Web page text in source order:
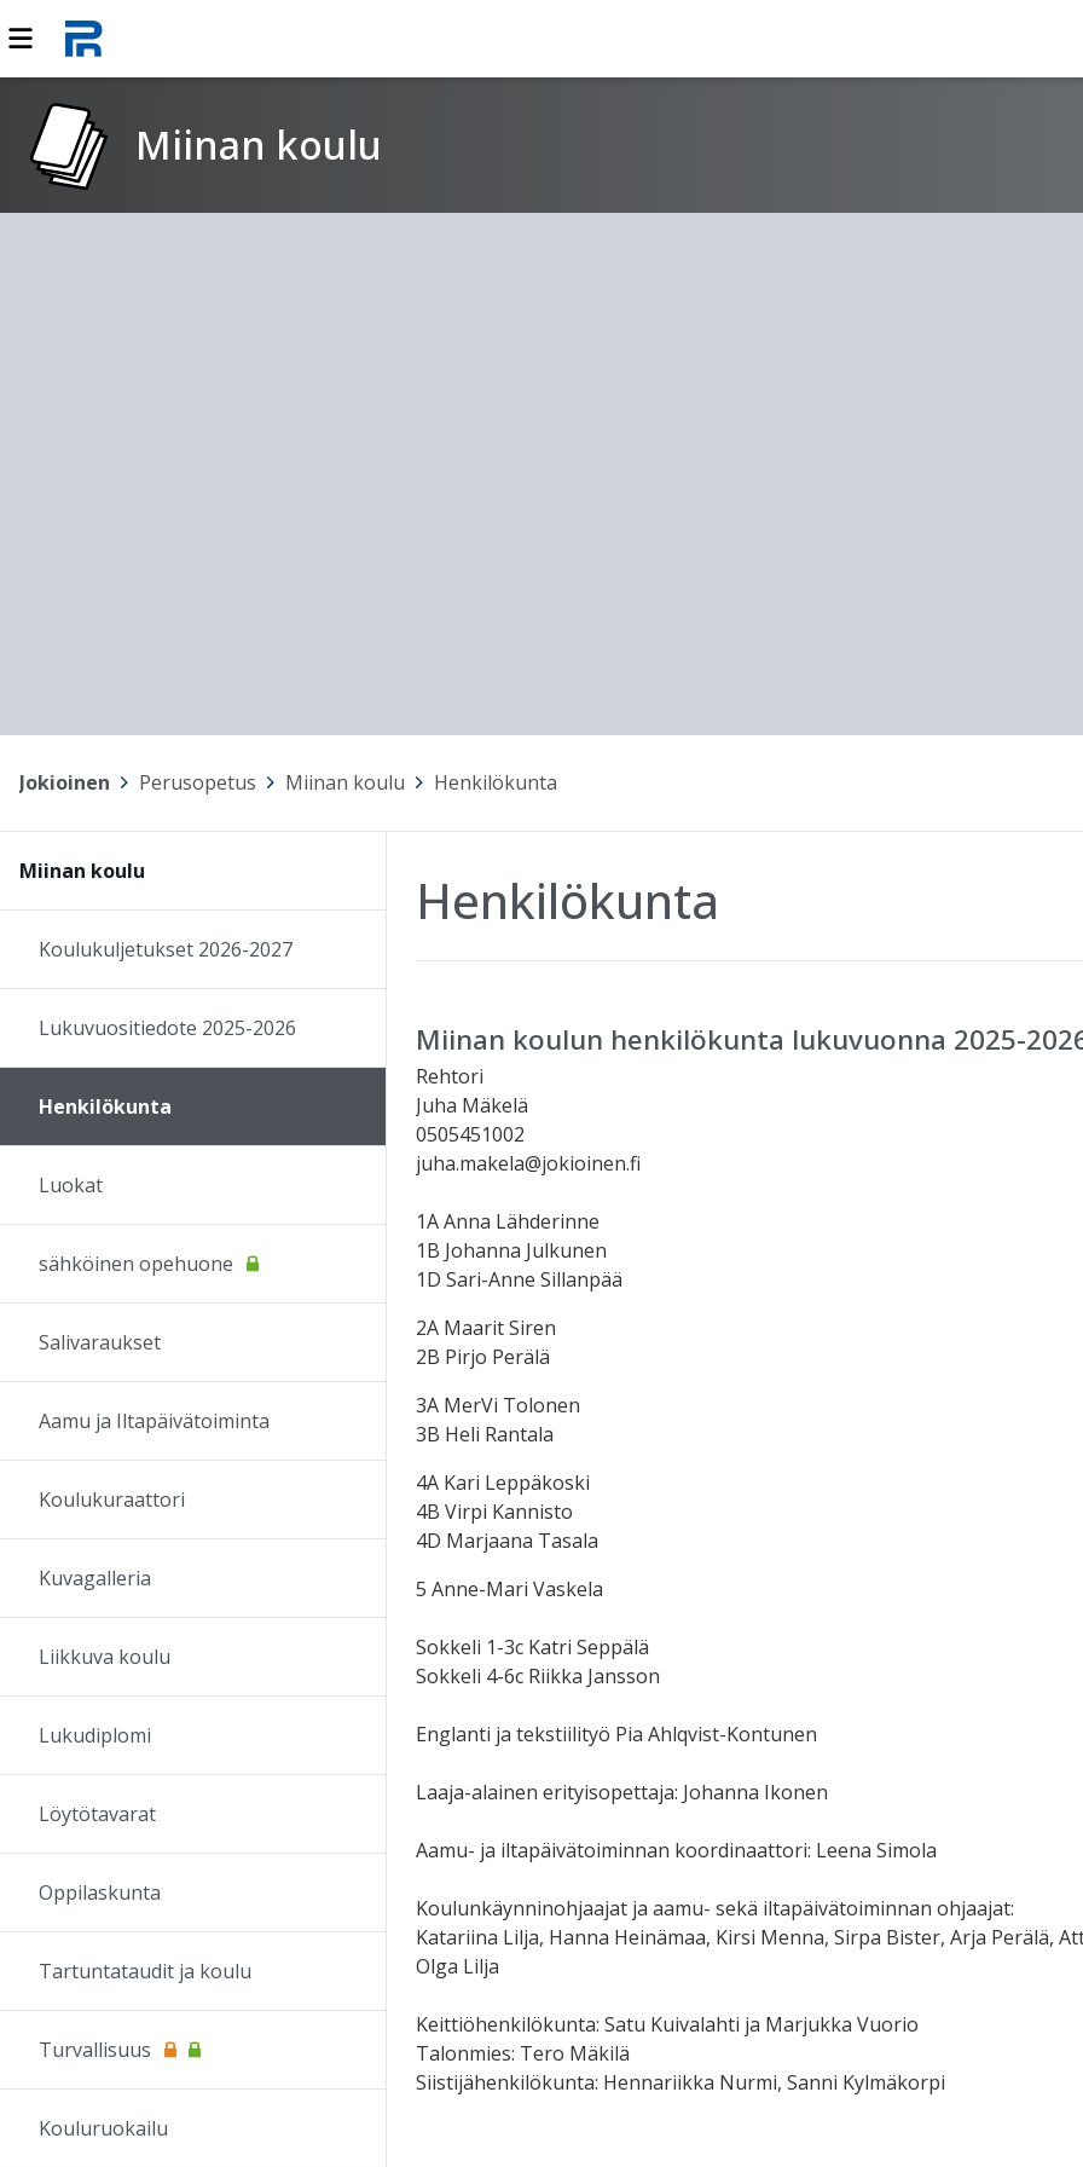
Miinan koulu
Jokioinen Perusopetus Miinan koulu Henkilökunta
Henkilökunta
Miinan koulun henkilökunta lukuvuonna 2025-
Rehtori
Juha Mäkelä
0505451002
juha.makela@jokioinen.fi
1A Anna Lähderinne
1B Johanna Julkunen
1D Sari-Anne Sillanpää
2A Maarit Siren
2B Pirjo Perälä
3A MerVi Tolonen
3B Heli Rantala
4A Kari Leppäkoski
4B Virpi Kannisto
4D Marjaana Tasala
5 Anne-Mari Vaskela
Sokkeli 1-3c Katri Seppälä
Sokkeli 4-6c Riikka Jansson
Englanti ja tekstiilityö Pia Ahlqvist-Kontunen
Laaja-alainen erityisopettaja: Johanna Ikonen
Aamu- ja iltapäivätoiminnan koordinaattori: Leena Simola
Koulunkäynninohjaajat ja aamu- sekä iltapäivätoiminnan ohjaajat:
Katariina Lilja, Hanna Heinämaa, Kirsi Menna, Sirpa Bister, Arja Perälä,
Olga Lilja
Keittiöhenkilökunta: Satu Kuivalahti ja Marjukka Vuorio
Talonmies: Tero Mäkilä
Siistijähenkilökunta: Hennariikka Nurmi, Sanni Kylmäkorpi
Miinan koulu
Koulukuljetukset 2026-2027
Lukuvuositiedote 2025-2026
Henkilökunta
Luokat
sähköinen opehuone
Salivaraukset
Aamu ja Iltapäivätoiminta
Koulukuraattori
Kuvagalleria
Liikkuva koulu
Lukudiplomi
Löytötavarat
Oppilaskunta
Tartuntataudit ja koulu
Turvallisuus
Kouluruokailu